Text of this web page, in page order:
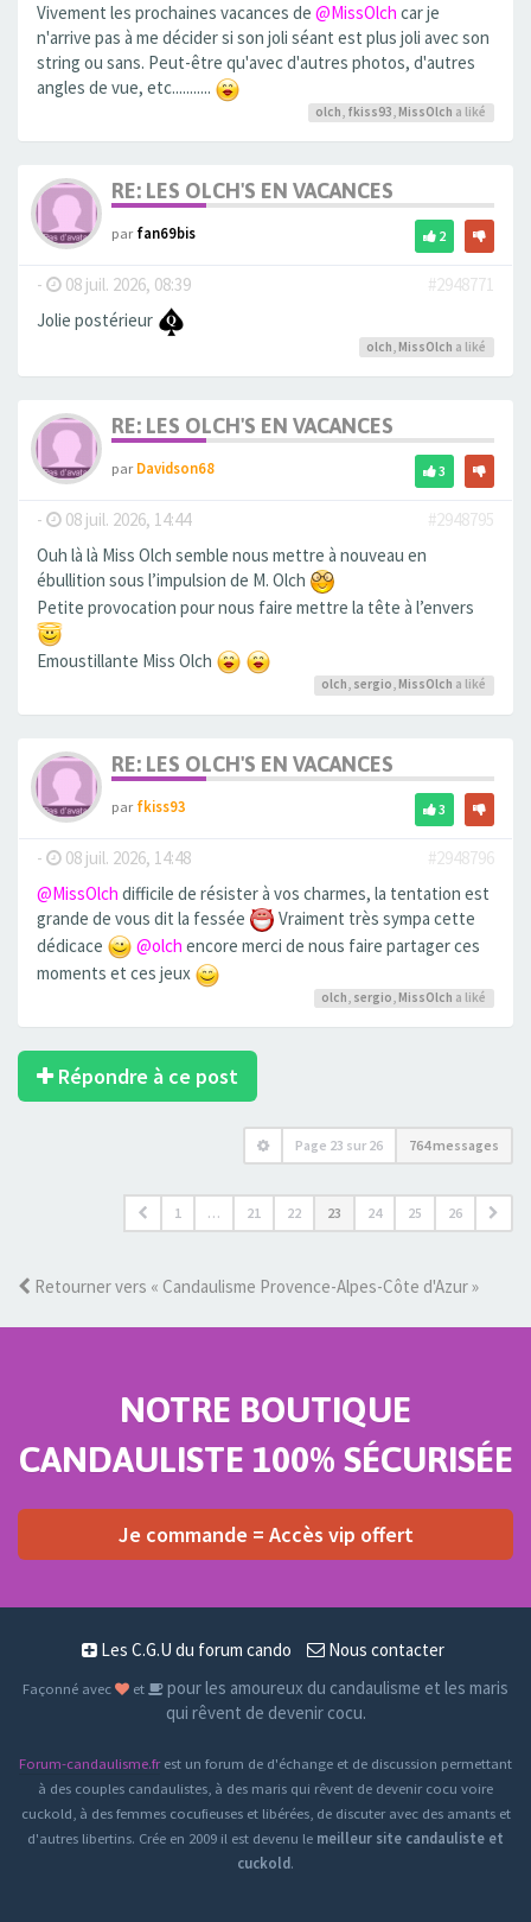
Vivement les prochaines vacances de @MissOlch car je
n'arrive pas à me décider si son joli séant est plus joli avec son
string ou sans. Peut-être qu'avec d'autres photos, d'autres
angles de vue, etc...........
olch, fkiss93, MissOlch a liké
RE: LES OLCH'S EN VACANCES
parfan69bis 2
- 08 juil. 2026, 08:39
#2948771
Jolie postérieur
olch MissOlch a liké
RE: LES OLCH'S EN VACANCES
parDavidson68 3
- 08 juil. 2026, 14:44
#2948795
Ouh là là Miss Olch semble nous mettre à nouveau en
ébullition sous l’impulsion de M. Olch
Petite provocation pour nous faire mettre la tête à l’envers
Emoustillante Miss Olch
olch, sergio, MissOlch a liké
RE: LES OLCH'S EN VACANCES
parfkiss93 3
- 08 juil. 2026, 14:48
#2948796
@MissOlch difficile de résister à vos charmes, la tentation est
grande de vous dit la fessée
Vraiment très sympa cette
dédicace
@olch encore merci de nous faire partager ces
moments et ces jeux
olch, sergio, MissOlch a liké
Répondre à ce post
Page 23 sur 26 764 messages
1 … 21 22 23 24 25 26
Retourner vers « Candaulisme Provence-Alpes-Côte d'Azur »
NOTRE BOUTIQUE
CANDAULISTE 100% SÉCURISÉE
Je commande = Accès vip offert
Les C.G.U du forum cando Nous contacter
Façonné avec et
pour les amoureux du candaulisme et les maris
qui rêvent de devenir cocu.
Forum-candaulisme.frest un forum de d'échange et de discussion permettant
à des couples candaulistes, à des maris qui rêvent de devenir cocu voire
cuckold, à des femmes cocufieuses et libérées, de discuter avec des amants et
d'autres libertins. Crée en 2009 il est devenu le meilleur site candauliste et
cuckold.